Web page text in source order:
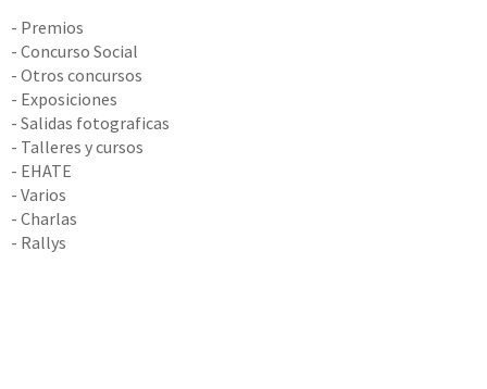
- Premios
- Concurso Social
- Otros concursos
- Exposiciones
- Salidas fotograficas
- Talleres y cursos
- EHATE
- Varios
- Charlas
- Rallys